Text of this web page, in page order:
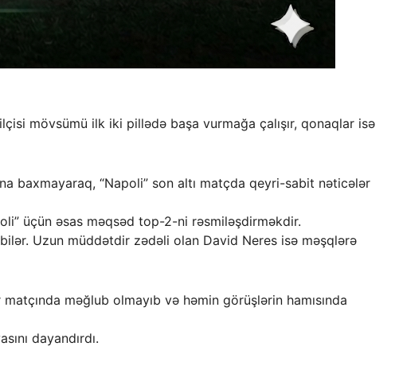
mövsümü ilk iki pillədə başa vurmağa çalışır, qonaqlar isə
baxmayaraq, “Napoli” son altı matçda qeyri-sabit nəticələr
üçün əsas məqsəd top-2-ni rəsmiləşdirməkdir.
Uzun müddətdir zədəli olan David Neres isə məşqlərə
məğlub olmayıb və həmin görüşlərin hamısında
dayandırdı.